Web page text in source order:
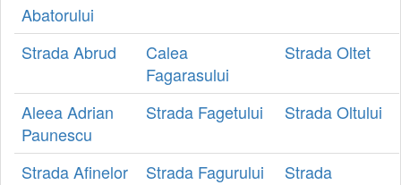
Abatorului
Strada Abrud
Calea
Fagarasului
Strada Oltet
Aleea Adrian
Paunescu
Strada Fagetului Strada Oltului
Strada Afinelor Strada Fagurului
Strada